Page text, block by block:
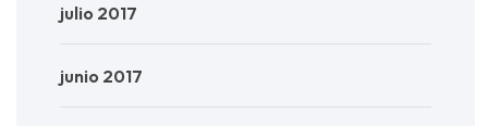
julio 2017
junio 2017